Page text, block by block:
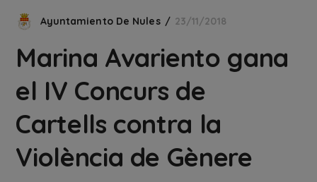
Ayuntamiento De Nules 23/11/2018
Marina Avariento gana
el IV Concurs de
Cartells contra la
Violència de Gènere